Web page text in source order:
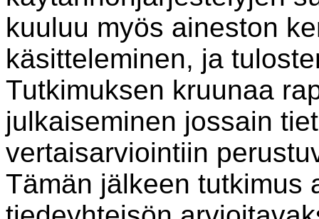
kuuluu myös aineston
käsitteleminen, ja
Tutkimuksen kruunaa
julkaiseminen jossain
vertaisarviointiin
Tämän jälkeen tutkimus